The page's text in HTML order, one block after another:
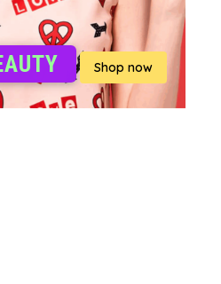
Shop now